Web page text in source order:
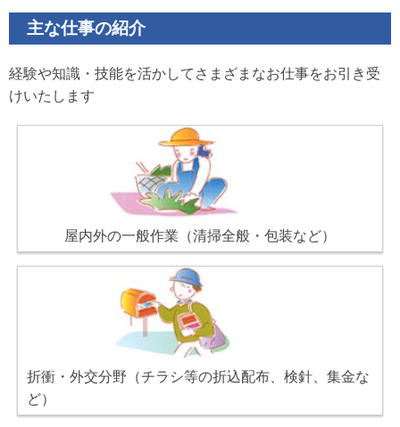
主な仕事の紹介
経験や知識・技能を活かしてさまざまなお仕事をお引き受
けいたします
屋内外の一般作業（清掃全般・包装など）
折衝・外交分野（チラシ等の折込配布、検針、集金な
ど）